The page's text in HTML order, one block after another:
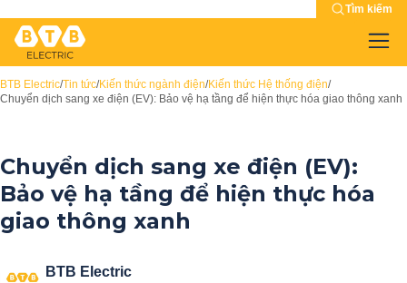
Tìm kiếm
BTB Electric/Tin tức/Kiến thức ngành điện/Kiến thức Hệ thống điện/
Chuyển dịch sang xe điện (EV): Bảo vệ hạ tầng để hiện thực hóa giao thông xanh
Chuyển dịch sang xe điện (EV):
Bảo vệ hạ tầng để hiện thực hóa
giao thông xanh
BTB Electric